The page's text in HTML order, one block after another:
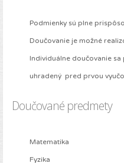
Podmienky sú plne
Doučovanie je možné
Individuálne doučovanie
uhradený pred prvou
Doučované predmety
Matematika
Fyzika